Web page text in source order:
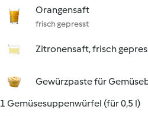
Orangensaft
frisch gepresst
Zitronensaft, frisch
Gewürzpaste für
1 Gemüsesuppenwürfel (für 0,5 l)